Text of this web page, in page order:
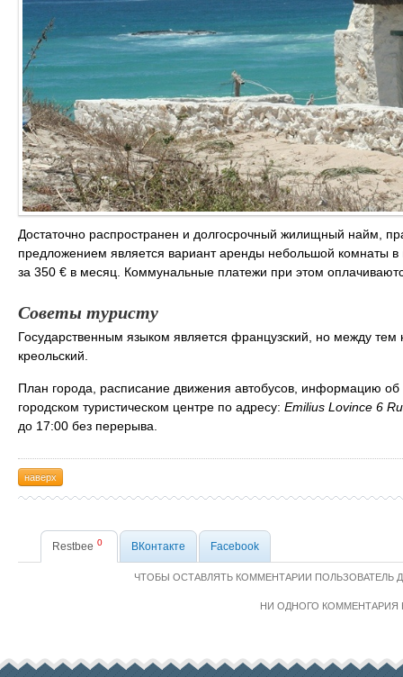
Достаточно распространен и долгосрочный жилищный найм,
предложением является вариант аренды небольшой комнаты
за 350 € в месяц. Коммунальные платежи при этом
Советы туристу
Государственным языком является французский, но между
креольский.
План города, расписание движения автобусов, информацию об
городском туристическом центре по адресу: Emilius Lovince 6
до 17:00 без перерыва.
наверх
Restbee 0 ВКонтакте Facebook
ЧТОБЫ ОСТАВЛЯТЬ КОММЕНТАРИИ
НИ ОДНОГО КОММЕНТАРИЯ